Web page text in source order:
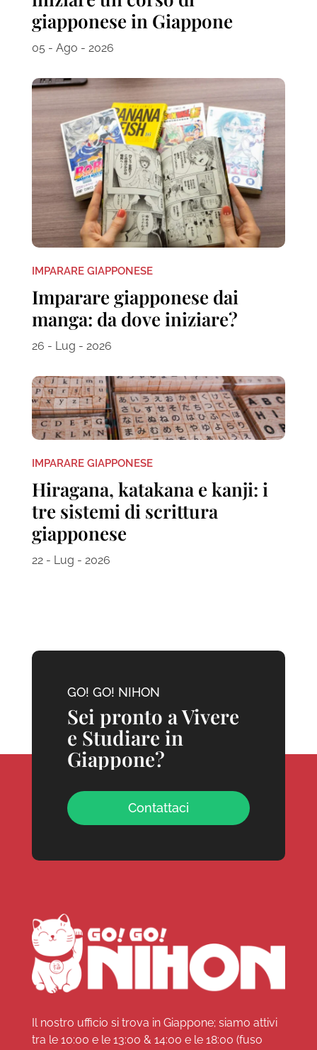
giapponese in Giappone
05 - Ago - 2026
IMPARARE GIAPPONESE
Imparare giapponese dai
manga: da dove iniziare?
26 - Lug - 2026
IMPARARE GIAPPONESE
Hiragana, katakana e kanji: i
tre sistemi di scrittura
giapponese
22 - Lug - 2026
GO! GO! NIHON
Sei pronto a Vivere
e Studiare in
Giappone?
Contattaci
Il nostro ufficio si trova in Giappone; siamo attivi
tra le 10:00 e le 13:00 & 14:00 e le 18:00 (fuso